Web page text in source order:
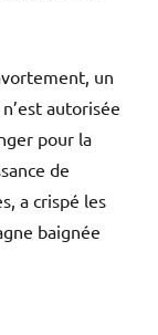
un
autorisée
pour la
de
a crispé les
baignée